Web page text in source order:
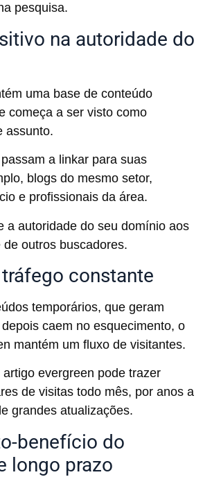
pesquisa.
na autoridade do
uma base de conteúdo
começa a ser visto como
assunto.
a linkar para suas
blogs do mesmo setor,
e profissionais da área.
a autoridade do seu domínio aos
outros buscadores.
constante
temporários, que geram
caem no esquecimento, o
mantém um fluxo de visitantes.
evergreen pode trazer
de visitas todo mês, por anos a
grandes atualizações.
benefício do
longo prazo